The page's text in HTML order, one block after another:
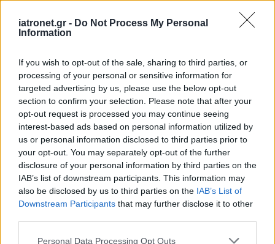
iatronet.gr - Do Not Process My Personal
Information
If you wish to opt-out of the sale, sharing to third parties, or
processing of your personal or sensitive information for
targeted advertising by us, please use the below opt-out
section to confirm your selection. Please note that after your
opt-out request is processed you may continue seeing
interest-based ads based on personal information utilized by
us or personal information disclosed to third parties prior to
your opt-out. You may separately opt-out of the further
disclosure of your personal information by third parties on the
IAB’s list of downstream participants. This information may
also be disclosed by us to third parties on the IAB’s List of
Downstream Participants that may further disclose it to other
Please note that this website/app uses one or more Google
Personal Data Processing Opt Outs
Το φαρμακείο των
απαραίτητα για τις
ΗΠΑ: Οι γίγαντες της
εφοδιαστικής αλυσίδας
αγωνίζονται να
συμβαδίσουν με την
άνθηση της
υγειονομικής
περίθαλψης
24ωρα φαρμακεία στα
δύο μεγαλύτερα
αεροδρόμια της χώρας